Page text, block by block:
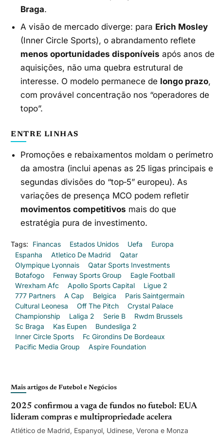
Braga.
A visão de mercado diverge: para Erich Mosley
(Inner Circle Sports), o abrandamento reflete
menos oportunidades disponíveis após anos de
aquisições, não uma quebra estrutural de
interesse. O modelo permanece de longo prazo,
com provável concentração nos “operadores de
topo”.
ENTRE LINHAS
Promoções e rebaixamentos moldam o perímetro
da amostra (inclui apenas as 25 ligas principais e
segundas divisões do “top‑5” europeu). As
variações de presença MCO podem refletir
movimentos competitivos mais do que
estratégia pura de investimento.
Tags: Financas Estados Unidos Uefa
Europa
Espanha
Atletico De Madrid
Qatar
Olympique Lyonnais
Qatar Sports Investments
Botafogo
Fenway Sports Group
Eagle Football
Wrexham Afc
Apollo Sports Capital
Ligue 2
777 Partners
A Cap Belgica
Paris Saintgermain
Cultural Leonesa
Off The Pitch
Crystal Palace
Championship
Laliga 2 Serie B
Rwdm Brussels
Sc Braga
Kas Eupen
Bundesliga 2
Inner Circle Sports
Fc Girondins De Bordeaux
Pacific Media Group
Aspire Foundation
Mais artigos de Futebol e Negócios
2025 confirmou a vaga de fundos no futebol: EUA
lideram compras e multipropriedade acelera
Atlético de Madrid, Espanyol, Udinese, Verona e Monza